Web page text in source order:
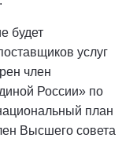
будет
услуг
член
России» по
план
Высшего совета